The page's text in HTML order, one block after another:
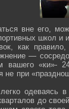
вне его,
школ и
как
—
вашего «ки»-
при
одеваясь
до